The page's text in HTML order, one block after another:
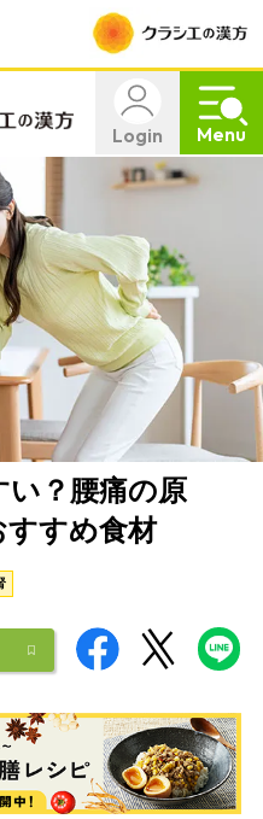
Login Menu
い？腰痛の原
すすめ食材